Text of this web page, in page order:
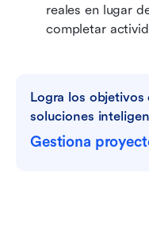
reales en lugar
completar
Logra los
soluciones
Gestiona